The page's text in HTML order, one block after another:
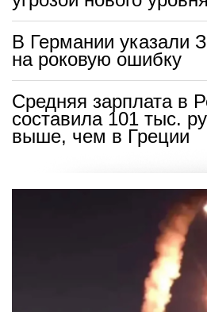
В Германии указали
на роковую ошибку
Средняя зарплата в
составила 101 тыс.
выше, чем в Греции